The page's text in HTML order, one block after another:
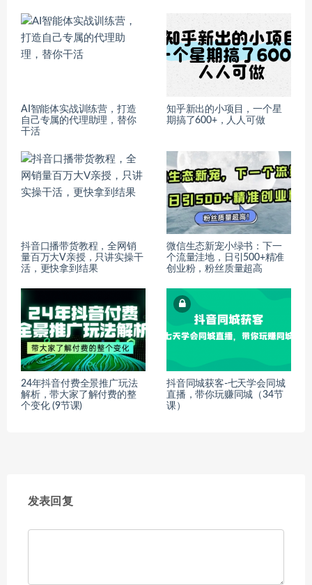
AI智能体实战训练营，打造
自己专属的代理助理，替你
干活
知乎新出的小项目，一个星
期搞了600+，人人可做
抖音口播带货教程，全网销
量百万大V亲授，只讲实操干
活，更快拿到结果
微信生态新宠小绿书：下一
个流量洼地，日引500+精准
创业粉，粉丝质量超高
24年抖音付费全景推广玩法
解析，带大家了解付费的整
个变化 (9节课)
抖音同城获客-七天学会同城
直播，带你玩赚同城（34节
课）
发表回复